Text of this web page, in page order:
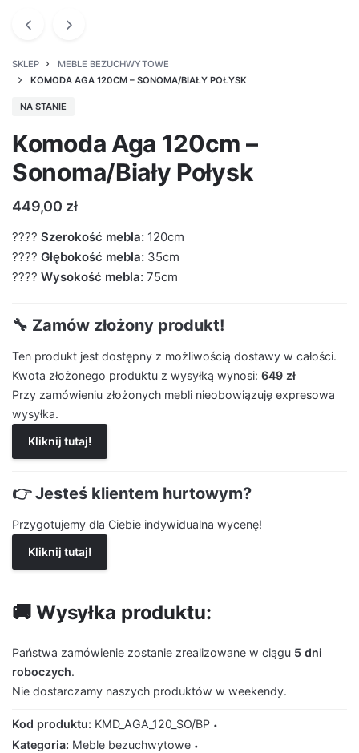
SKLEP
MEBLE BEZUCHWYTOWE
KOMODA AGA 120CM – SONOMA/BIAŁY POŁYSK
NA STANIE
Komoda Aga 120cm –
Sonoma/Biały Połysk
449,00 zł
???? Szerokość mebla: 120cm
???? Głębokość mebla: 35cm
???? Wysokość mebla: 75cm
🔧 Zamów złożony produkt!
Ten produkt jest dostępny z możliwością dostawy w całości.
Kwota złożonego produktu z wysyłką wynosi: 649 zł
Przy zamówieniu złożonych mebli nieobowiązuję expresowa
wysyłka.
Kliknij tutaj!
👉 Jesteś klientem hurtowym?
Przygotujemy dla Ciebie indywidualna wycenę!
Kliknij tutaj!
🚚 Wysyłka produktu:
Państwa zamówienie zostanie zrealizowane w ciągu 5 dni
roboczych.
Nie dostarczamy naszych produktów w weekendy.
Kod produktu: KMD_AGA_120_SO/BP
Kategoria: Meble bezuchwytowe